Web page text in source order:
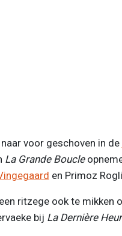
voor geschoven in de
La Grande Boucle
en Primoz
ritzege ook te mikken
bij La Dernière